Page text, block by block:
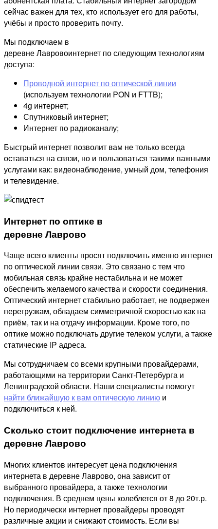
сейчас важен для тех, кто использует его для работы,
учёбы и просто проверить почту.
Мы подключаем в
деревне Лавровоинтернет по следующим технологиям
доступа:
Проводной интернет по оптической линии
(используем технологии PON и FTTB);
4g интернет;
Спутниковый интернет;
Интернет по радиоканалу;
Быстрый интернет позволит вам не только всегда
оставаться на связи, но и пользоваться такими важными
услугами как: видеонаблюдение, умный дом, телефония
и телевидение.
Интернет по оптике в
деревне Лаврово
Чаще всего клиенты просят подключить именно интернет
по оптической линии связи. Это связано с тем что
мобильная связь крайне нестабильна и не может
обеспечить желаемого качества и скорости соединения.
Оптический интернет стабильно работает, не подвержен
перегрузкам, обладаем симметричной скоростью как на
приём, так и на отдачу информации. Кроме того, по
оптике можно подключать другие телеком услуги, а также
статические IP адреса.
Мы сотрудничаем со всеми крупными провайдерами,
работающими на территории Санкт-Петербурга и
Ленинградской области. Наши специалисты помогут
найти ближайшую к вам оптическую линию и
подключиться к ней.
Сколько стоит подключение интернета в
деревне Лаврово
Многих клиентов интересует цена подключения
интернета в деревне Лаврово, она зависит от
выбранного провайдера, а также технологии
подключения. В среднем цены колеблется от 8 до 20т.р.
Но периодически интернет провайдеры проводят
различные акции и снижают стоимость. Если вы